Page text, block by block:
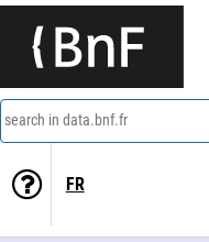
search in data.bnf.fr
FR